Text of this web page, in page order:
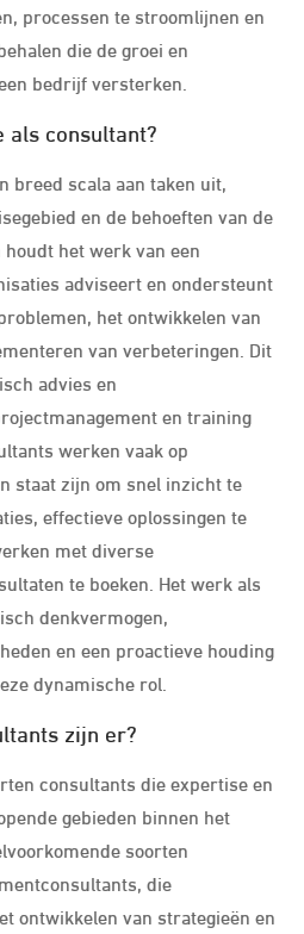
processen te stroomlijnen en
die de groei en
bedrijf versterken.
als consultant?
breed scala aan taken uit,
en de behoeften van de
het werk van een
adviseert en ondersteunt
het ontwikkelen van
van verbeteringen. Dit
advies en
en training
werken vaak op
staat zijn om snel inzicht te
effectieve oplossingen te
met diverse
te boeken. Het werk als
denkvermogen,
en een proactieve houding
dynamische rol.
zijn er?
consultants die expertise en
gebieden binnen het
soorten
die
ontwikkelen van strategieën en